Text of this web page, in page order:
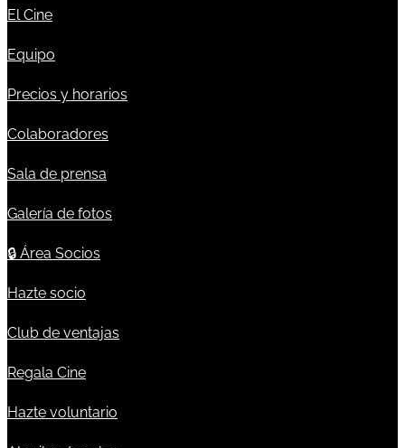
El Cine
Equipo
Precios y horarios
Colaboradores
Sala de prensa
Galería de fotos
🔒 Área Socios
Hazte socio
Club de ventajas
Regala Cine
Hazte voluntario